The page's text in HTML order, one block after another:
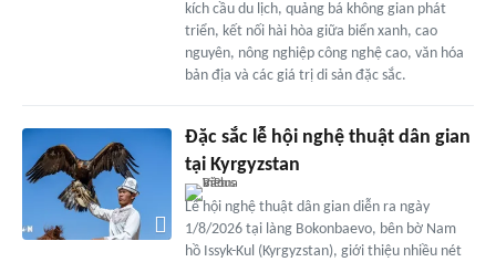
kích cầu du lịch, quảng bá không gian phát
triển, kết nối hài hòa giữa biển xanh, cao
nguyên, nông nghiệp công nghệ cao, văn hóa
bản địa và các giá trị di sản đặc sắc.
Đặc sắc lễ hội nghệ thuật dân gian
tại Kyrgyzstan
Lễ hội nghệ thuật dân gian diễn ra ngày
1/8/2026 tại làng Bokonbaevo, bên bờ Nam
hồ Issyk-Kul (Kyrgyzstan), giới thiệu nhiều nét